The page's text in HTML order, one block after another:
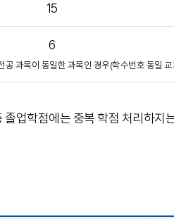
15
6
공 과목이 동일한 과목인 경우(학수번호 동일 교
업학점에는 중복 학점 처리하지